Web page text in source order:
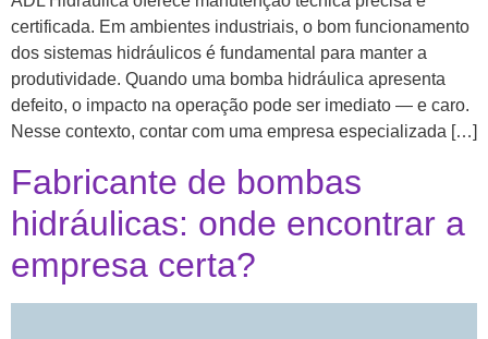
certificada. Em ambientes industriais, o bom funcionamento
dos sistemas hidráulicos é fundamental para manter a
produtividade. Quando uma bomba hidráulica apresenta
defeito, o impacto na operação pode ser imediato — e caro.
Nesse contexto, contar com uma empresa especializada […]
Fabricante de bombas
hidráulicas: onde encontrar a
empresa certa?